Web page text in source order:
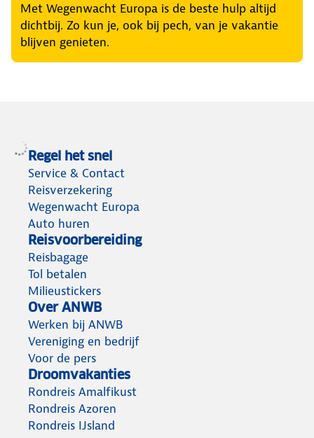
Met Wegenwacht Europa is de beste hulp altijd
dichtbij. Zo kun je, ook bij pech, van je vakantie
blijven genieten.
Regel het snel
Service & Contact
Reisverzekering
Wegenwacht Europa
Auto huren
Reisvoorbereiding
Reisbagage
Tol betalen
Milieustickers
Over ANWB
Werken bij ANWB
Vereniging en bedrijf
Voor de pers
Droomvakanties
Rondreis Amalfikust
Rondreis Azoren
Rondreis IJsland